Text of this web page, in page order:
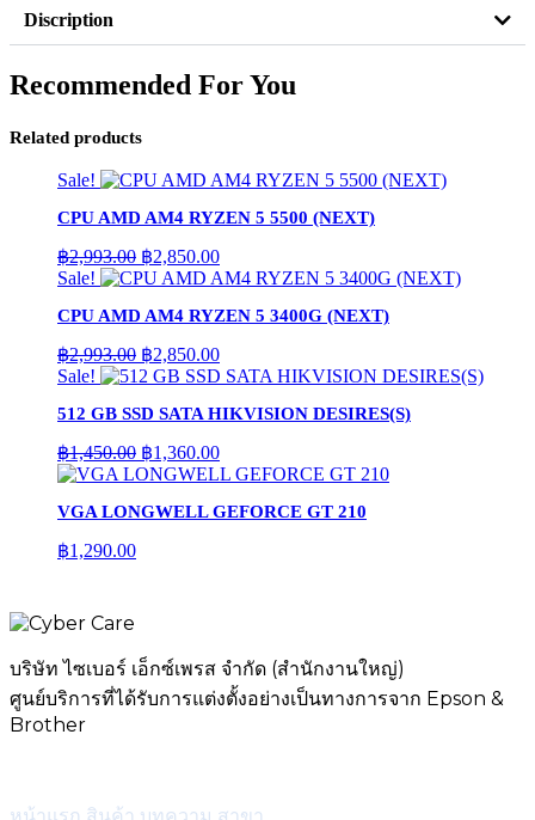
Discription
Recommended For You
Related products
Sale!
CPU AMD AM4 RYZEN 5 5500 (NEXT)
฿2,993.00 Original
price
฿2,993.00.
฿2,850.00Current
price
฿2,850.00.
Sale!
CPU AMD AM4 RYZEN 5 3400G (NEXT)
฿2,993.00 Original
price
฿2,993.00.
฿2,850.00Current
price
฿2,850.00.
Sale!
512 GB SSD SATA HIKVISION DESIRES(S)
฿1,450.00 Original
price
฿1,450.00.
฿1,360.00Current
price
฿1,360.00.
VGA LONGWELL GEFORCE GT 210
฿1,290.00
บริษัท ไซเบอร์ เอ็กซ์เพรส จำกัด (สำนักงานใหญ่)
ศูนย์บริการที่ได้รับการแต่งตั้งอย่างเป็นทางการจาก Epson &
Brother